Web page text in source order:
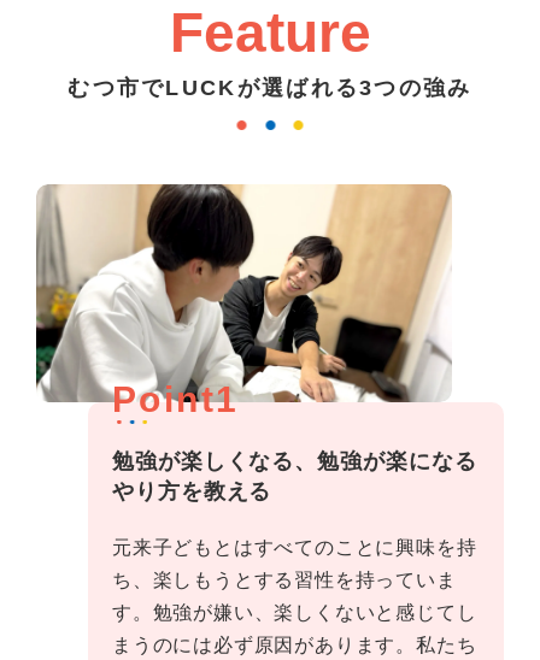
Feature
むつ市でLUCKが選ばれる3つの強み
Point1
勉強が楽しくなる、勉強が楽になる
やり方を教える
元来子どもとはすべてのことに興味を持
ち、楽しもうとする習性を持っていま
す。勉強が嫌い、楽しくないと感じてし
まうのには必ず原因があります。私たち